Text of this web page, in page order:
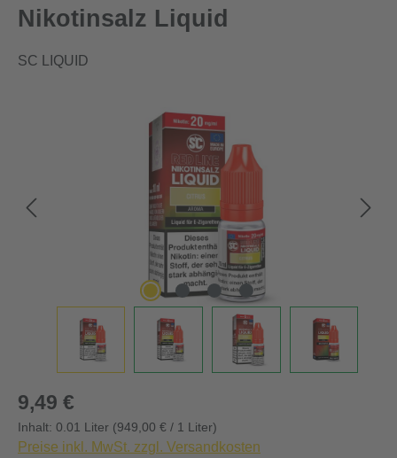
Nikotinsalz Liquid
SC LIQUID
Bildergalerie überspringen
Regulärer Preis:
9,49 €
Inhalt: 0.01 Liter (949,00 € / 1 Liter)
Preise inkl. MwSt. zzgl. Versandkosten